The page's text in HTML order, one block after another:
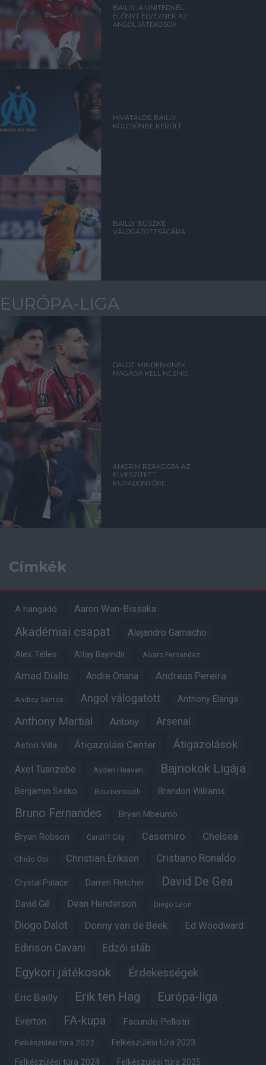
BAILLY: A UNITEDNÉL
ELŐNYT ÉLVEZNEK AZ
ANGOL JÁTÉKOSOK
HIVATALOS: BAILLY
KÖLCSÖNBE KERÜLT
BAILLY BÜSZKE
VÁLOGATOTTSÁGÁRA
EURÓPA-LIGA
DALOT: MINDENKINEK
MAGÁBA KELL NÉZNIE
AMORIM REAKCIÓJA AZ
ELVESZÍTETT
KUPADÖNTŐRE
Címkék
A hangadó Aaron Wan-Bissaka
Akadémiai csapat Alejandro Garnacho
Alex Telles Altay Bayindir Alvaro Fernandez
Amad Diallo Andre Onana Andreas Pereira
Andrey Santos Angol válogatott Anthony Elanga
Anthony Martial Antony Arsenal
Aston Villa Átigazolási Center Átigazolások
Axel Tuanzebe Ayden Heaven Bajnokok Ligája
Benjamin Sesko Bournemouth Brandon Williams
Bruno Fernandes Bryan Mbeumo
Bryan Robson Cardiff City Casemiro Chelsea
Chido Obi Christian Eriksen Cristiano Ronaldo
Crystal Palace Darren Fletcher David De Gea
David Gill Dean Henderson Diego Leon
Diogo Dalot Donny van de Beek Ed Woodward
Edinson Cavani Edzői stáb
Egykori játékosok Érdekességek
Eric Bailly Erik ten Hag Európa-liga
Everton FA-kupa Facundo Pellistri
Felkészülési túra 2022 Felkészülési túra 2023
Felkészülési túra 2024 Felkészülési túra 2025